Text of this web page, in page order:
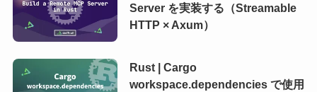
Server を実装する（Streamable
HTTP × Axum）
Rust | Cargo
workspace.dependencies で使用